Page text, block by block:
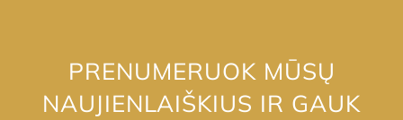
PRENUMERUOK MŪSŲ
NAUJIENLAIŠKIUS IR GAUK